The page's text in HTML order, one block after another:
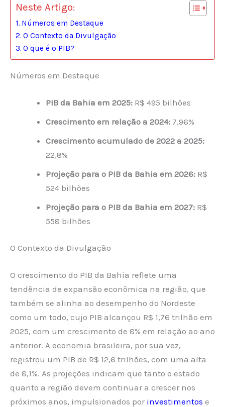
Neste Artigo:
Números em Destaque
O Contexto da Divulgação
O que é o PIB?
Números em Destaque
PIB da Bahia em 2025: R$ 495 bilhões
Crescimento em relação a 2024: 7,96%
Crescimento acumulado de 2022 a 2025:
22,8%
Projeção para o PIB da Bahia em 2026: R$
524 bilhões
Projeção para o PIB da Bahia em 2027: R$
558 bilhões
O Contexto da Divulgação
O crescimento do PIB da Bahia reflete uma
tendência de expansão econômica na região, que
também se alinha ao desempenho do Nordeste
como um todo, cujo PIB alcançou R$ 1,76 trilhão em
2025, com um crescimento de 8% em relação ao ano
anterior. A economia brasileira, por sua vez,
registrou um PIB de R$ 12,6 trilhões, com uma alta
de 8,1%. As projeções indicam que tanto o estado
quanto a região devem continuar a crescer nos
próximos anos, impulsionados por investimentos e